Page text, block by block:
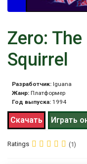
Zero:
Squirrel
Разработчик: Iguana
Жанр: Платформер
Год выпуска: 1994
Скачать Играть
Ratings (1)